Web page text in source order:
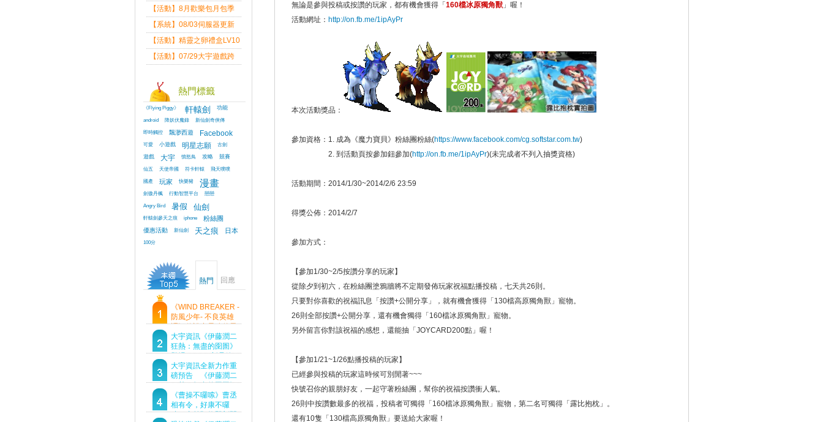
維護公告
【活動】8月歡樂包月包季
送
【系統】08/03伺服器更新
維護公告
【活動】精靈之卵禮盒LV10
限量發送中
【活動】07/29大宇遊戲跨
熱門標籤
《Flying Piggy》 軒轅劍
功能
android
降妖伏魔錄
新仙劍奇俠傳
即時觸控
飄渺西遊 Facebook
可愛 小遊戲 明星志願
古劍
遊戲
大宇 憤怒鳥 攻略
競賽
仙五
天使帝國 符卡軒轅
飛天噗噗
國產
玩家 快樂豬 漫畫
劍傲丹楓 行動智慧平台
戀戀
Angry Bird
暑假 仙劍
軒轅劍參天之痕 iphone 粉絲團
優惠活動 新仙劍 天之痕 日本
100分
熱門 回應
《WIND BREAKER -
防風少年- 不良英雄
譚》傳說中最強的男
人現身！即將顛覆風
鈴高中！
大宇資訊《伊藤潤二
狂熱：無盡的囹圄》
登場 Steam 新品節
首支預告片及遊戲
Demo重磅釋出
大宇資訊全新力作重
磅預告 《伊藤潤二
狂熱：無盡的囹圄》
驚悚亮相 ！伊藤潤二
恐怖世界首度進軍
Steam
《曹操不囉嗦》曹丞
相有令，好康不囉
嗦！事前預約即刻開
無論是參與投稿或按讚的玩家，都有機會獲得「 160檔冰原獨角獸 」喔！
活動網址： http://on.fb.me/1ipAyPr
本次活動獎品：
參加資格：1. 成為《魔力寶貝》粉絲團粉絲(https://www.facebook.com/cg.softstar.com.tw)
2. 到活動頁按參加鈕參加(http://on.fb.me/1ipAyPr)(未完成者不列入抽獎資格)
活動期間：2014/1/30~2014/2/6 23:59
得獎公佈：2014/2/7
參加方式：
【參加1/30~2/5按讚分享的玩家】
從除夕到初六，在粉絲團塗鴉牆將不定期發佈玩家祝福點播投稿，七天共26則。
只要對你喜歡的祝福訊息「按讚+公開分享」，就有機會獲得「130檔高原獨角獸」寵物。
26則全部按讚+公開分享，還有機會獨得「160檔冰原獨角獸」寵物。
另外留言你對該祝福的感想，還能抽「JOYCARD200點」喔！
【參加1/21~1/26點播投稿的玩家】
已經參與投稿的玩家這時候可別閒著~~~
快號召你的親朋好友，一起守著粉絲團，幫你的祝福按讚衝人氣。
26則中按讚數最多的祝福，投稿者可獨得「160檔冰原獨角獸」寵物，第二名可獨得「露比抱枕」。
還有10隻「130檔高原獨角獸」要送給大家喔！